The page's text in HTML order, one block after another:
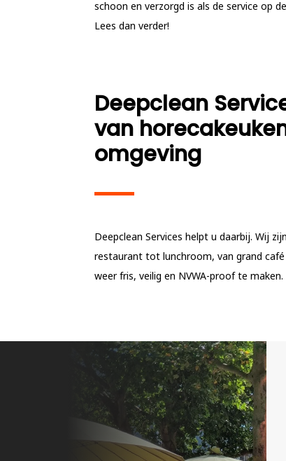
schoon en verzorgd is als de service op
Lees dan verder!
Deepclean
van
omgeving
Deepclean Services helpt u daarbij. Wij
restaurant tot lunchroom, van grand
weer fris, veilig en NVWA-proof te maken.